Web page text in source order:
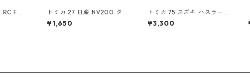
RC F
トミカ 27 日産 NV200 タク
シー（初回特別仕様）#1087
9800
¥1,650
トミカ 75 スズキ ハスラー
（初回特別仕様）#1080175
7
¥3,300